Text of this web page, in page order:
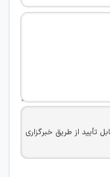
تأیید از طریق خبرگزاری